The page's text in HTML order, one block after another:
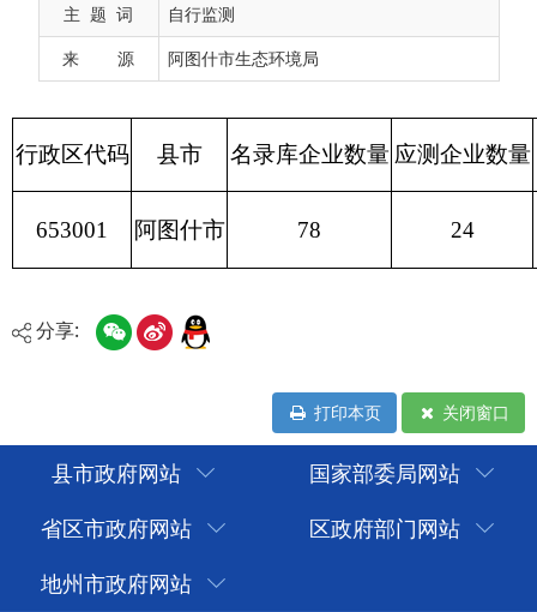
主 题 词
自行监测
来 源
阿图什市生态环境局
653001 阿图什市
分享:
打印本页 关闭窗口
县市政府网站
国家部委局网站
省区市政府网站
区政府部门网站
地州市政府网站